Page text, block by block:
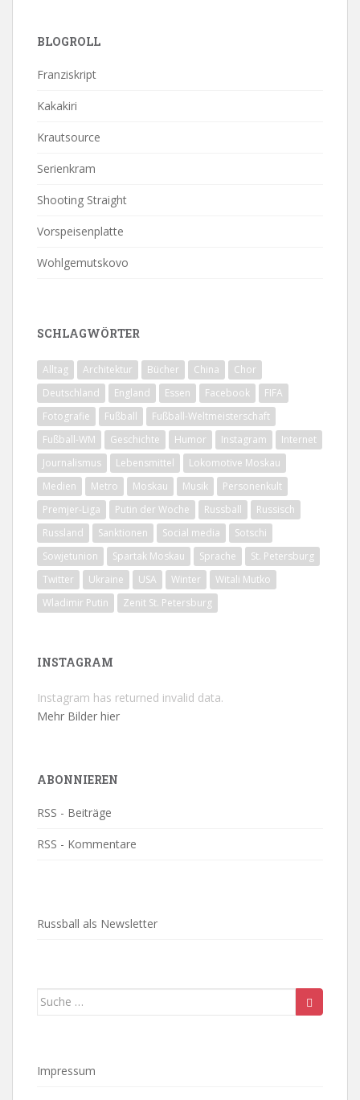
BLOGROLL
Franziskript
Kakakiri
Krautsource
Serienkram
Shooting Straight
Vorspeisenplatte
Wohlgemutskovo
SCHLAGWÖRTER
Alltag Architektur Bücher China
Chor
Deutschland
England Essen Facebook
FIFA
Fotografie
Fußball
Fußball-Weltmeisterschaft
Fußball-WM
Geschichte Humor Instagram
Internet
Journalismus
Lebensmittel
Lokomotive Moskau
Medien
Metro Moskau Musik
Personenkult
Premjer-Liga
Putin der Woche Russball
Russisch
Russland
Sanktionen Social media
Sotschi
Sowjetunion
Spartak Moskau Sprache
St. Petersburg
Twitter
Ukraine USA Winter
Witali Mutko
Wladimir Putin
Zenit St. Petersburg
INSTAGRAM
Instagram has returned invalid data.
Mehr Bilder hier
ABONNIEREN
RSS - Beiträge
RSS - Kommentare
Russball als Newsletter
Suche
Impressum